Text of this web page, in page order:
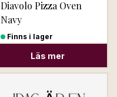
Diavolo Pizza Oven
Navy
Finns i lager
Läs mer